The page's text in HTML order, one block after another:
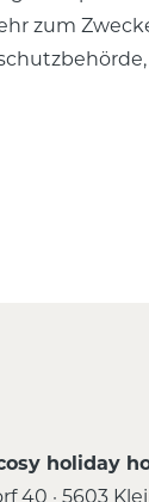
zum
holiday
40 · 5603